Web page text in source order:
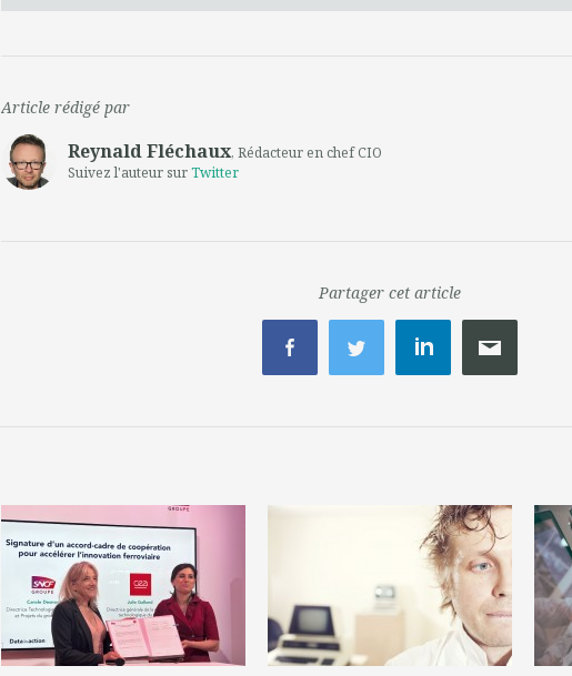
Article rédigé par
Reynald Fléchaux, Rédacteur en chef CIO
Suivez l'auteur surTwitter
Partager cet article